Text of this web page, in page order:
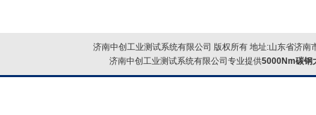
济南中创工业测试系统有限公司 版权所有 地址:山东省济
济南中创工业测试系统有限公司专业提供5000Nm碳钢